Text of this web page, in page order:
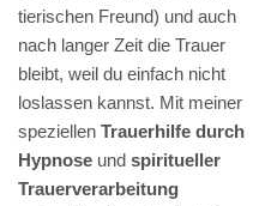
tierischen Freund) und auch
nach langer Zeit die Trauer
bleibt, weil du einfach nicht
loslassen kannst. Mit meiner
speziellen Trauerhilfe durch
Hypnose und spiritueller
Trauerverarbeitung